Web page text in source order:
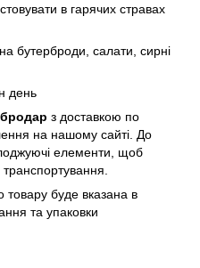
в гарячих стравах
бутерброди, салати, сирні
день
з доставкою по
на нашому сайті. До
елементи, щоб
товару буде вказана в
та упаковки